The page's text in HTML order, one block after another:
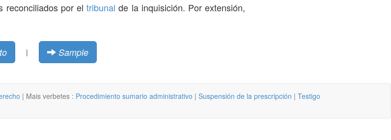
reconciliados por eltribunal de la inquisición. Por extensión,
| Sample
| Mais verbetes : Procedimiento sumario administrativo | Suspensión de la prescripción | Testigo